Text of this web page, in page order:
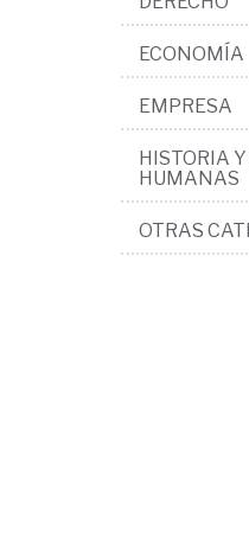
ECONOMÍA
EMPRESA
HISTORIA
HUMANAS
OTRAS